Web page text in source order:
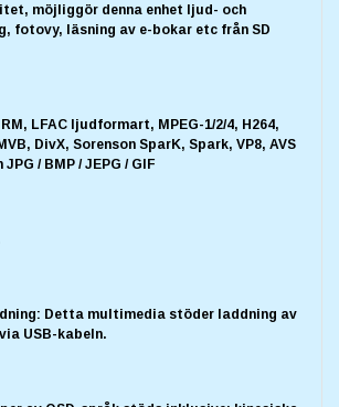
möjliggör denna enhet ljud- och
fotovy, läsning av e-bokar etc från SD
LFAC ljudformart, MPEG-1/2/4, H264,
DivX, Sorenson SparK, Spark, VP8, AVS
/ BMP / JEPG / GIF
Detta multimedia stöder laddning av
USB-kabeln.